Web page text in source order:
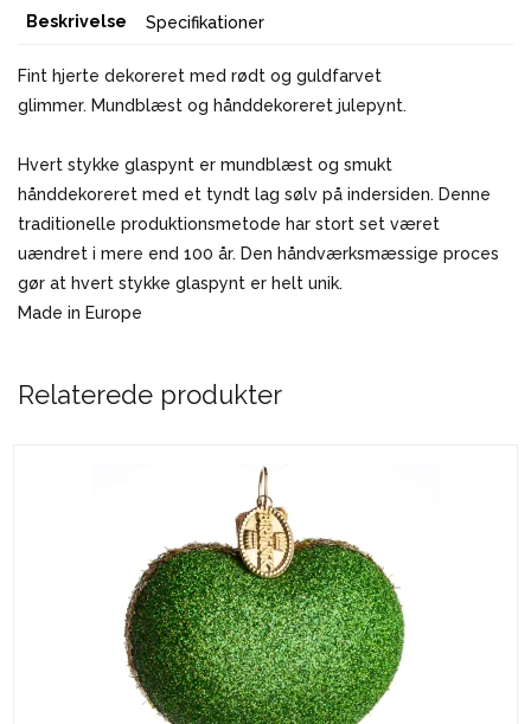
Beskrivelse Specifikationer
Fint hjerte dekoreret med rødt og guldfarvet
glimmer. Mundblæst og hånddekoreret julepynt.
Hvert stykke glaspynt er mundblæst og smukt
hånddekoreret med et tyndt lag sølv på indersiden. Denne
traditionelle produktionsmetode har stort set været
uændret i mere end 100 år. Den håndværksmæssige proces
gør at hvert stykke glaspynt er helt unik.
Made in Europe
Relaterede produkter